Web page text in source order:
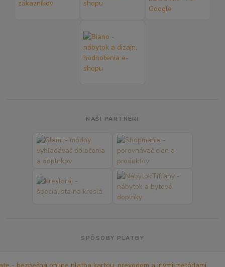
NAŠI PARTNERI
SPÔSOBY PLATBY